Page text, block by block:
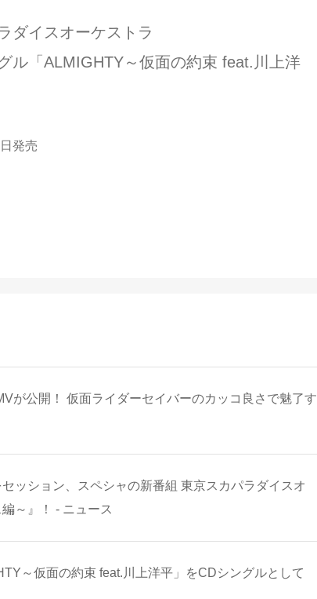
ダイスオーケストラ
ル「ALMIGHTY～仮面の約束 feat.川上洋
発売
が公開！ 仮面ライダーセイバーのカッコ良さで魅了す
ッション、スペシャの新番組 東京スカパラダイスオ
～』！ - ニュース
～仮面の約束 feat.川上洋平」をCDシングルとして